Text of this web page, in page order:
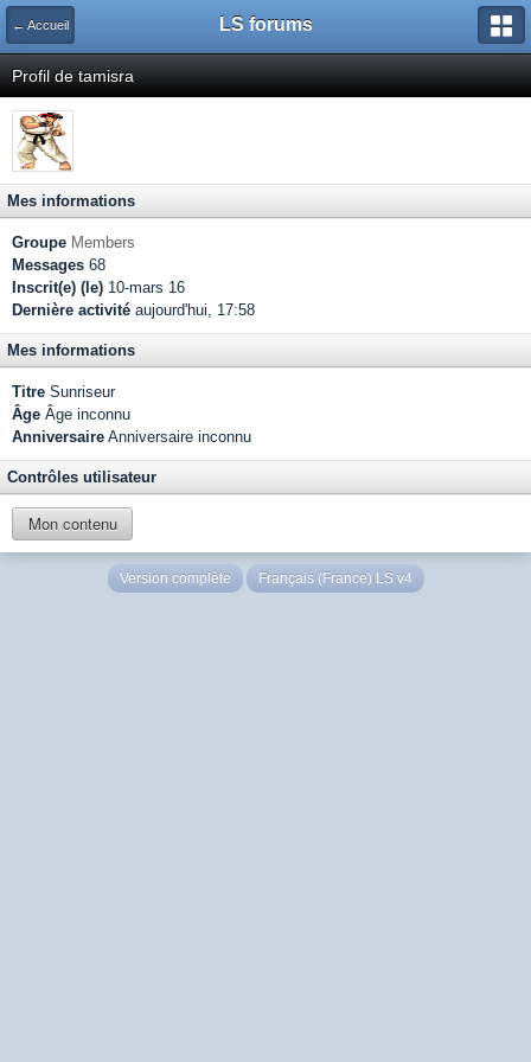
← Accueil LS forums
Profil de tamisra
Mes informations
Groupe Members
Messages 68
Inscrit(e) (le) 10-mars 16
Dernière activité aujourd'hui, 17:58
Mes informations
Titre Sunriseur
Âge Âge inconnu
Anniversaire Anniversaire inconnu
Contrôles utilisateur
Mon contenu
Version complète Français (France) LS v4